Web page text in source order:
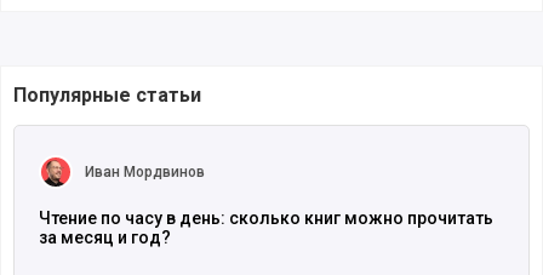
Популярные статьи
Иван Мордвинов
Чтение по часу в день: сколько книг можно прочитать
за месяц и год?